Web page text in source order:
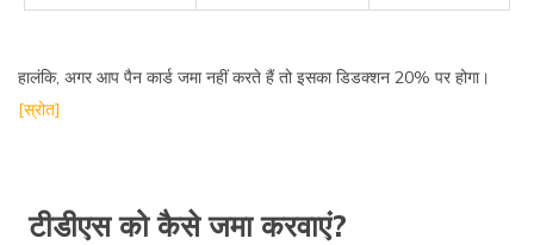
हालंकि, अगर आप पैन कार्ड जमा नहीं करते हैं तो इसका डिडक्शन 20% पर होगा।
[स्रोत]
टीडीएस को कैसे जमा करवाएं?